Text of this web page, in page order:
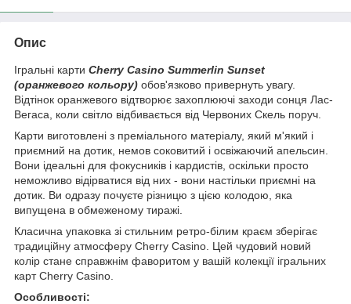
Опис
Ігральні карти Cherry Casino Summerlin Sunset
(оранжевого кольору) обов'язково привернуть увагу.
Відтінок оранжевого відтворює захоплюючі заходи сонця Лас-
Вегаса, коли світло відбивається від Червоних Скель поруч.
Карти виготовлені з преміального матеріалу, який м'який і
приємний на дотик, немов соковитий і освіжаючий апельсин.
Вони ідеальні для фокусників і кардистів, оскільки просто
неможливо відірватися від них - вони настільки приємні на
дотик. Ви одразу почуєте різницю з цією колодою, яка
випущена в обмеженому тиражі.
Класична упаковка зі стильним ретро-білим краєм зберігає
традиційну атмосферу Cherry Casino. Цей чудовий новий
колір стане справжнім фаворитом у вашій колекції ігральних
карт Cherry Casino.
Особливості: